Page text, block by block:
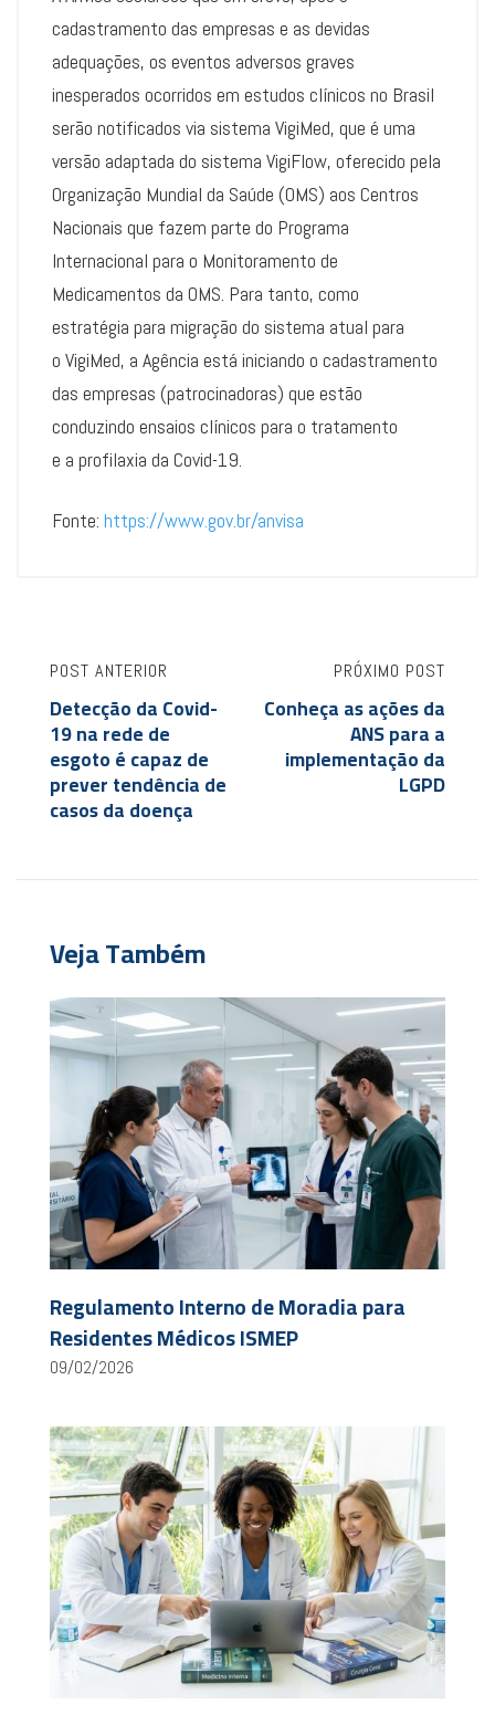
cadastramento das empresas e as devidas
adequações, os eventos adversos graves
inesperados ocorridos em estudos clínicos no Brasil
serão notificados via sistema VigiMed, que é uma
versão adaptada do sistema VigiFlow, oferecido pela
Organização Mundial da Saúde (OMS) aos Centros
Nacionais que fazem parte do Programa
Internacional para o Monitoramento de
Medicamentos da OMS. Para tanto, como
estratégia para migração do sistema atual para
o VigiMed, a Agência está iniciando o cadastramento
das empresas (patrocinadoras) que estão
conduzindo ensaios clínicos para o tratamento
e a profilaxia da Covid-19.
Fonte: https://www.gov.br/anvisa
POST ANTERIOR
Detecção da Covid-
19 na rede de
esgoto é capaz de
prever tendência de
casos da doença
PRÓXIMO POST
Conheça as ações da
ANS para a
implementação da
LGPD
Veja Também
Regulamento Interno de Moradia para
Residentes Médicos ISMEP
09/02/2026